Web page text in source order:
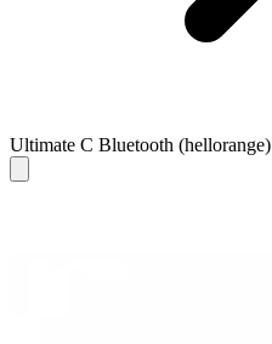
Ultimate C Bluetooth (hellorange)